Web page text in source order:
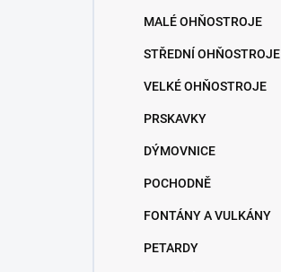
MALÉ OHŇOSTROJE
STŘEDNÍ OHŇOSTROJE
VELKÉ OHŇOSTROJE
PRSKAVKY
DÝMOVNICE
POCHODNĚ
FONTÁNY A VULKÁNY
PETARDY